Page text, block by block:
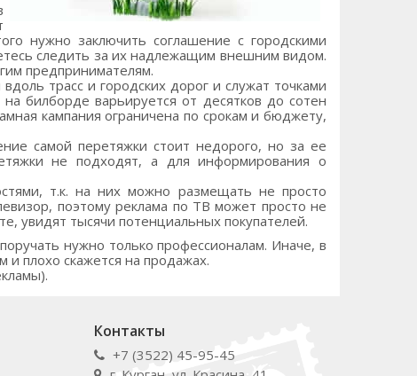
нужно заключить соглашение с городскими
следить за их надлежащим внешним видом.
предпринимателям.
трасс и городских дорог и служат точками
на билборде варьируется от десятков до сотен
кампания ограничена по срокам и бюджету,
самой перетяжки стоит недорого, но за ее
не подходят, а для информирования о
т.к. на них можно размещать не просто
поэтому реклама по ТВ может просто не
увидят тысячи потенциальных покупателей.
нужно только профессионалам. Иначе, в
плохо скажется на продажах.
Контакты
+7 (3522) 45-95-45